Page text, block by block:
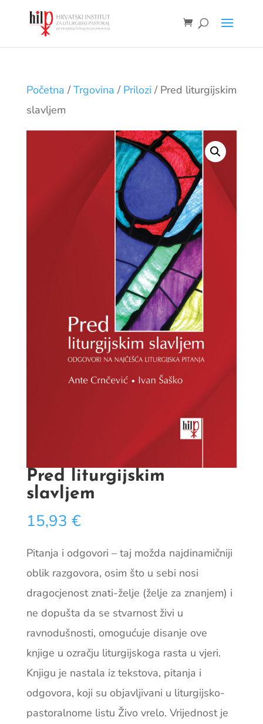
Početna /Trgovina / Prilozi / Pred liturgijskim
slavljem
Pred liturgijskim
slavljem
15,93 €
Pitanja i odgovori – taj možda najdinamičniji
oblik razgovora, osim što u sebi nosi
dragocjenost znati-želje (želje za znanjem) i
ne dopušta da se stvarnost živi u
ravnodušnosti, omogućuje disanje ove
knjige u ozračju liturgijskoga rasta u vjeri.
Knjigu je nastala iz tekstova, pitanja i
odgovora, koji su objavljivani u liturgijsko-
pastoralnome listu Živo vrelo. Vrijednost je